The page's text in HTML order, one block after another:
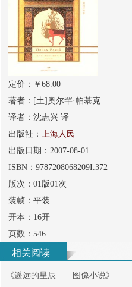
定价：￥ 68.00
著者： [土]奥尔罕·帕慕克
译者： 沈志兴 译
出版社： 上海人民
出版日期： 2007-08-01
ISBN： 9787208068209I.372
版次： 01版01次
装帧： 平装
开本： 16开
页数： 546
相关阅读
《遥远的星辰——图像小说》